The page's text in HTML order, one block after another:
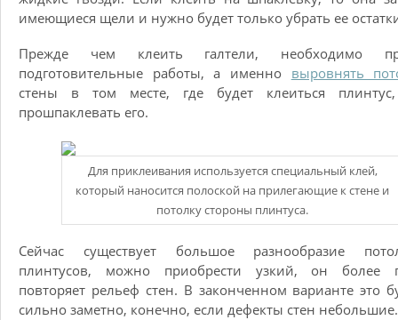
имеющиеся щели и нужно будет только убрать ее
Прежде чем клеить галтели, необходимо
подготовительные работы, а именно выровнять
стены в том месте, где будет клеиться
прошпаклевать его.
Для приклеивания используется специальный клей,
который наносится полоской на прилегающие к стене и
потолку стороны плинтуса.
Сейчас существует большое разнообразие
плинтусов, можно приобрести узкий, он более
повторяет рельеф стен. В законченном варианте это
сильно заметно, конечно, если дефекты стен небольшие.